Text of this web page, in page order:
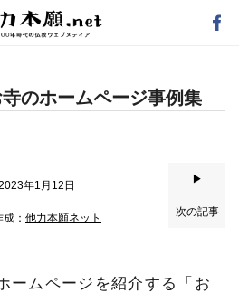
のホームページ事例集
年1月12日
： 他力本願ネット
▶
次の記事
ームページを紹介する「お